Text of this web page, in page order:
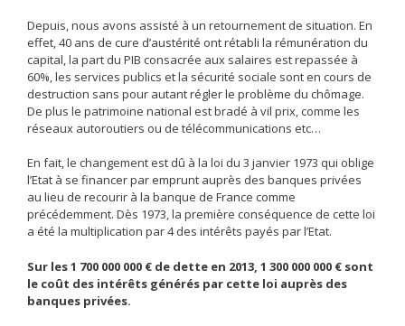
Depuis, nous avons assisté à un retournement de situation. En
effet, 40 ans de cure d’austérité ont rétabli la rémunération du
capital, la part du PIB consacrée aux salaires est repassée à
60%, les services publics et la sécurité sociale sont en cours de
destruction sans pour autant régler le problème du chômage.
De plus le patrimoine national est bradé à vil prix, comme les
réseaux autoroutiers ou de télécommunications etc…
En fait, le changement est dû à la loi du 3 janvier 1973 qui oblige
l’Etat à se financer par emprunt auprès des banques privées
au lieu de recourir à la banque de France comme
précédemment. Dès 1973, la première conséquence de cette loi
a été la multiplication par 4 des intérêts payés par l’Etat.
Sur les 1 700 000 000 € de dette en 2013, 1 300 000 000 € sont
le coût des intérêts générés par cette loi auprès des
banques privées.